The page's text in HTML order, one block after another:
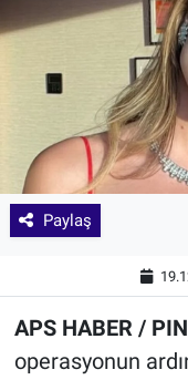
Paylaş
APS HABER /
operasyonun